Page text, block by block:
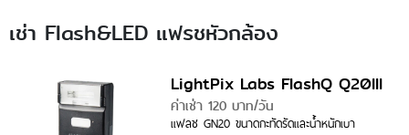
เช่า Flash&LED แฟรชหัวกล้อง
LightPix Labs FlashQ Q20III
ค่าเช่า 120 บาท/วัน
แฟลช GN20 ขนาดกะทัดรัดและน้ำหนักเบา